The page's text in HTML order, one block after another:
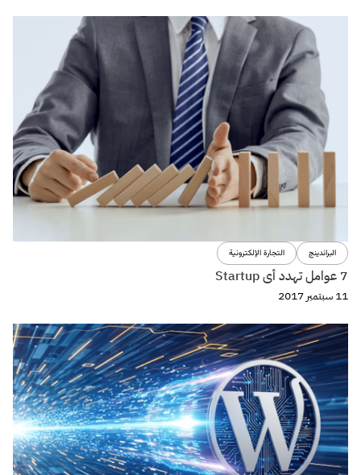
البراندينج التجارة الإلكترونية
7 عوامل تهدد أى Startup
11 سبتمبر 2017